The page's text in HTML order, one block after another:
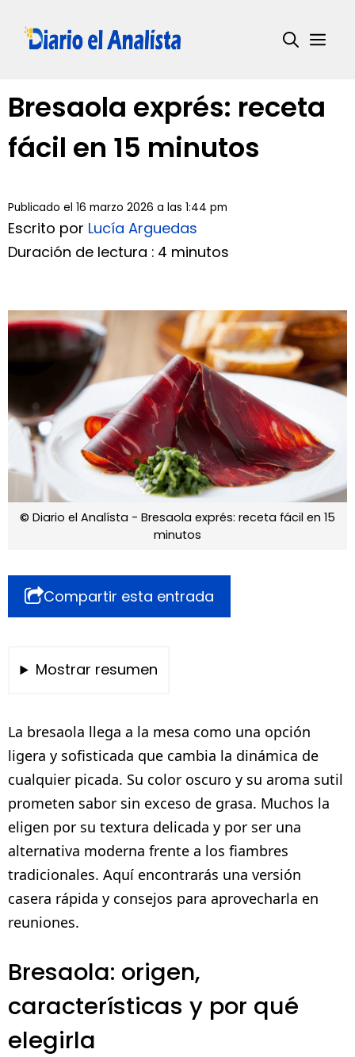
Bresaola exprés: receta
fácil en 15 minutos
Publicado el 16 marzo 2026 a las 1:44 pm
Escrito por Lucía Arguedas
Duración de lectura : 4 minutos
© Diario el Analísta - Bresaola exprés: receta fácil en 15
minutos
Compartir esta entrada
Mostrar resumen
La bresaola llega a la mesa como una opción
ligera y sofisticada que cambia la dinámica de
cualquier picada. Su color oscuro y su aroma sutil
prometen sabor sin exceso de grasa. Muchos la
eligen por su textura delicada y por ser una
alternativa moderna frente a los fiambres
tradicionales. Aquí encontrarás una versión
casera rápida y consejos para aprovecharla en
reuniones.
Bresaola: origen,
características y por qué
elegirla